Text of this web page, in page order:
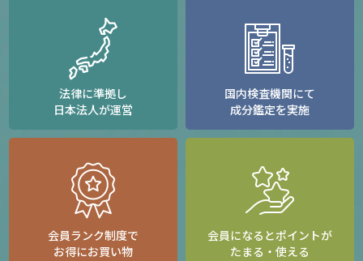
法律に準拠し
日本法人が運営
国内検査機関にて
成分鑑定を実施
会員ランク制度で
お得にお買い物
会員になるとポイントが
たまる・使える